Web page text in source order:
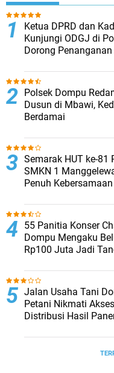
Ketua DPRD dan
Kunjungi ODGJ di
Dorong
Polsek Dompu
Dusun di Mbawi,
Berdamai
Semarak HUT ke-81
SMKN 1
Penuh Kebersamaan
55 Panitia Konser
Dompu Mengaku
Rp100 Juta Jadi
Jalan Usaha Tani
Petani Nikmati
Distribusi Hasil